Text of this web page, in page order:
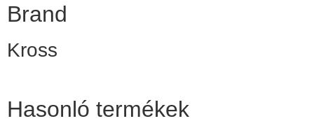
Brand
Kross
Hasonló termékek